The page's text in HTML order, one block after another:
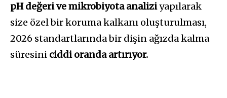
pH değeri ve mikrobiyota analiziyapılarak
size özel bir koruma kalkanı oluşturulması,
2026 standartlarında bir dişin ağızda kalma
süresini ciddi oranda artırıyor.